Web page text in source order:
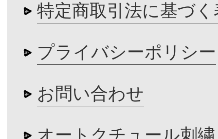
特定商取引法に基づく
プライバシーポリシー
お問い合わせ
オートクチュール刺